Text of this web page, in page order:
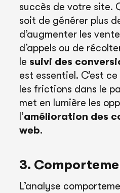
succès de votre site.
soit de générer plus
d’augmenter les
d’appels ou de
le suivi des
est essentiel. C’est
les frictions dans le
met en lumière les
l’amélioration des
web.
3.
L’analyse